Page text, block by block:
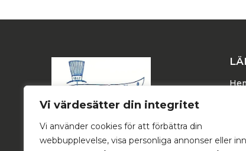
Vi värdesätter din integritet
Vi använder cookies för att förbättra din
webbupplevelse, visa personliga annonser eller